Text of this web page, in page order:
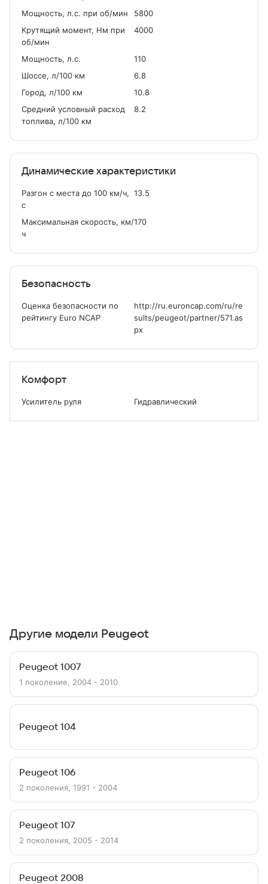
Мощность, л.с. при об/мин
5800
Крутящий момент, Нм при
об/мин
4000
Мощность, л.с.
110
Шоссе, л/100 км
6.8
Город, л/100 км
10.8
Средний условный расход
топлива, л/100 км
8.2
Динамические характеристики
Разгон с места до 100 км/ч,
с
13.5
Максимальная скорость, км/
ч
170
Безопасность
Оценка безопасности по
рейтингу Euro NCAP
http://ru.euroncap.com/ru/re
sults/peugeot/partner/571.as
px
Комфорт
Усилитель руля Гидравлический
Другие модели Peugeot
Peugeot 1007
1 поколение, 2004 - 2010
Peugeot 104
Peugeot 106
2 поколения, 1991 - 2004
Peugeot 107
2 поколения, 2005 - 2014
Peugeot 2008